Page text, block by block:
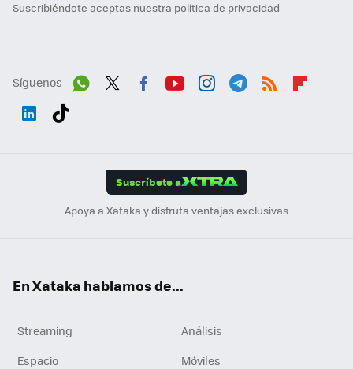
Suscribiéndote aceptas nuestra política de privacidad
Síguenos
Suscríbete a
Apoya a Xataka y disfruta ventajas exclusivas
En Xataka hablamos de...
Streaming
Análisis
Espacio
Móviles